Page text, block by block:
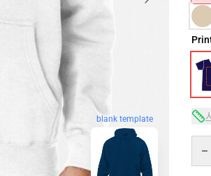
blank template